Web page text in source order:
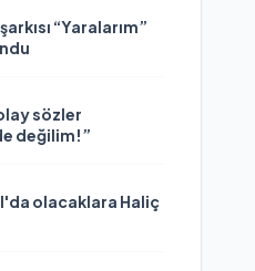
“Yaralarım”
sözler
değilim!”
olacaklara Haliç